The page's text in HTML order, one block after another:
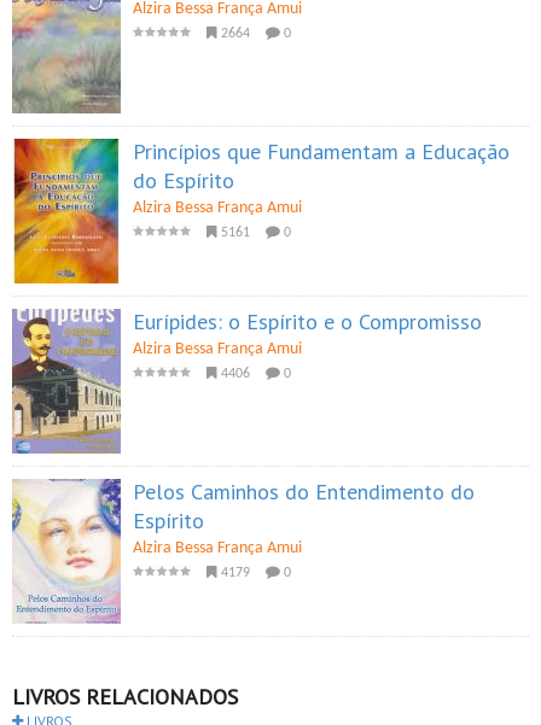
Alzira Bessa França Amui
2664 0
Princípios que Fundamentam a Educação
do Espírito
Alzira Bessa França Amui
5161 0
Eurípides: o Espírito e o Compromisso
Alzira Bessa França Amui
4406 0
Pelos Caminhos do Entendimento do
Espírito
Alzira Bessa França Amui
4179 0
LIVROS RELACIONADOS
LIVROS